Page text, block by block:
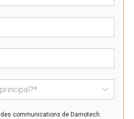
communications de Damotech.